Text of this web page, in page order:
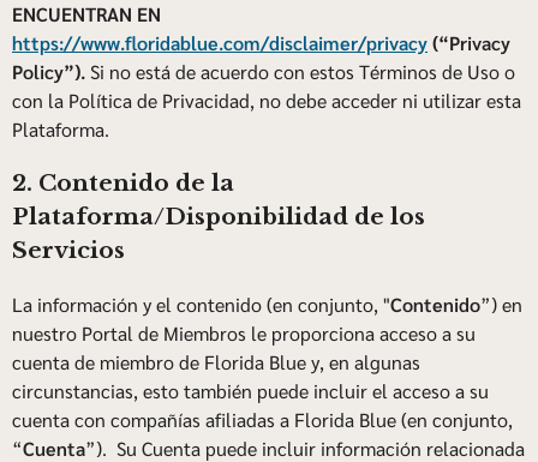
ENCUENTRAN EN
https://www.floridablue.com/disclaimer/privacy(“Privacy
Policy”).Si no está de acuerdo con estos Términos de Uso o
con la Política de Privacidad, no debe acceder ni utilizar esta
Plataforma.
2. Contenido de la
Plataforma/Disponibilidad de los
Servicios
La información y el contenido (en conjunto, "Contenido”) en
nuestro Portal de Miembros le proporciona acceso a su
cuenta de miembro de Florida Blue y, en algunas
circunstancias, esto también puede incluir el acceso a su
cuenta con compañías afiliadas a Florida Blue (en conjunto,
“Cuenta”). Su Cuenta puede incluir información relacionada